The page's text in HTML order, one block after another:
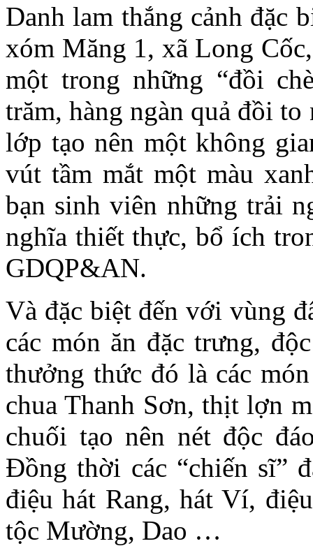
Danh lam thắng cảnh đặc
xóm Măng 1, xã Long
một trong những “đồi
trăm, hàng ngàn quả đồi
lớp tạo nên một không
vút tầm mắt một màu
bạn sinh viên những trải
nghĩa thiết thực, bổ ích
GDQP&AN.
Và đặc biệt đến với vùng
các món ăn đặc trưng,
thưởng thức đó là các
chua Thanh Sơn, thịt lợn
chuối tạo nên nét độc
Đồng thời các “chiến sĩ”
điệu hát Rang, hát Ví,
tộc Mường, Dao …